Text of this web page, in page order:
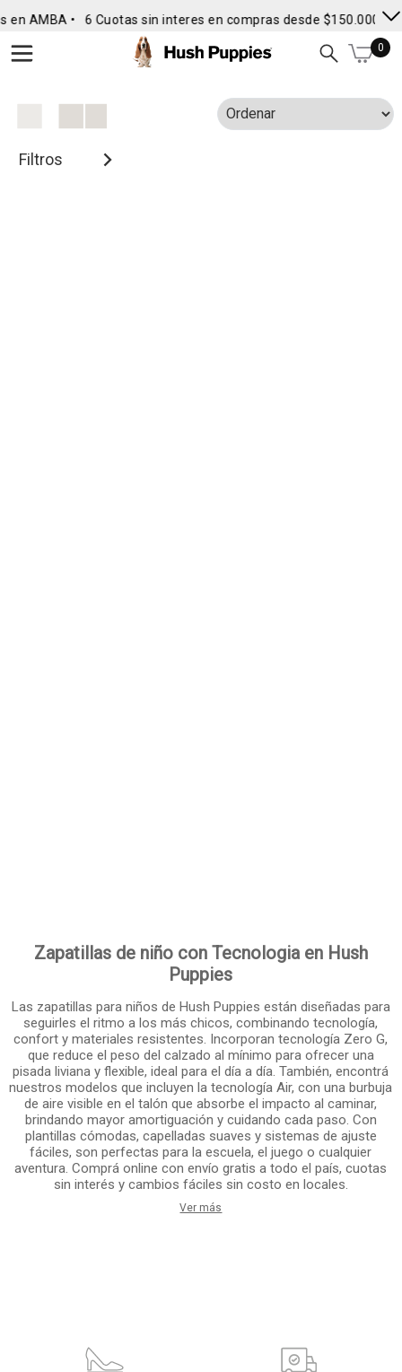
en AMBA • 6 Cuotas sin interes en compras desde $150.000 •
0
Filtros
Zapatillas de niño con Tecnologia en Hush
Puppies
Las zapatillas para niños de Hush Puppies están diseñadas para
seguirles el ritmo a los más chicos, combinando tecnología,
confort y materiales resistentes. Incorporan tecnología Zero G,
que reduce el peso del calzado al mínimo para ofrecer una
pisada liviana y flexible, ideal para el día a día. También, encontrá
nuestros modelos que incluyen la tecnología Air, con una burbuja
de aire visible en el talón que absorbe el impacto al caminar,
brindando mayor amortiguación y cuidando cada paso. Con
plantillas cómodas, capelladas suaves y sistemas de ajuste
fáciles, son perfectas para la escuela, el juego o cualquier
aventura. Comprá online con envío gratis a todo el país, cuotas
sin interés y cambios fáciles sin costo en locales.
Ver más